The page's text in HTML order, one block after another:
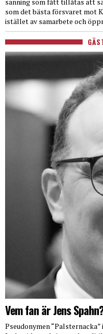
som det bästa försvaret mot
istället av samarbete och
Vem fan är Jens
Pseudonymen